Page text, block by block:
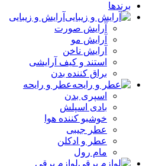
برندها
آرایش و زیبایی
آرایش صورت
آرایش مو
آرایش ناخن
استند و کیف آرایشی
براق کننده بدن
عطر و رایحه
اسپری بدن
بادی اسپلش
خوشبو کننده هوا
عطر جیبی
عطر و ادکلن
مام رول
لوازم برقی